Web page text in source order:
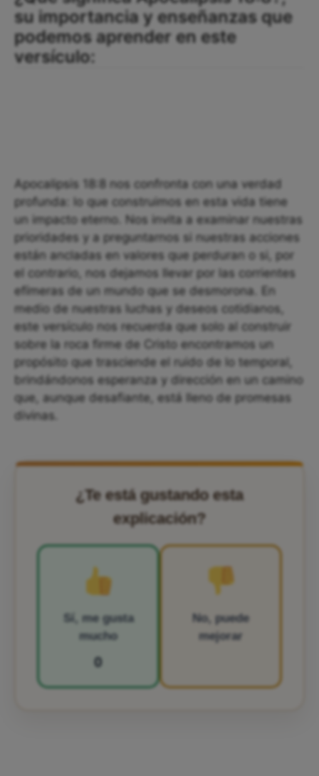
su importancia y enseñanzas que
podemos aprender en este
versículo:
Apocalipsis 18:8 nos confronta con una verdad
profunda: lo que construimos en esta vida tiene
un impacto eterno. Nos invita a examinar nuestras
prioridades y a preguntarnos si nuestras acciones
están ancladas en valores que perduran o si, por
el contrario, nos dejamos llevar por las corrientes
efímeras de un mundo que se desmorona. En
medio de nuestras luchas y deseos cotidianos,
este versículo nos recuerda que solo al construir
sobre la roca firme de Cristo encontramos un
propósito que trasciende el ruido de lo temporal,
brindándonos esperanza y dirección en un camino
que, aunque desafiante, está lleno de promesas
divinas.
¿Te está gustando esta
explicación?
Sí, me gusta
mucho
0
No, puede
mejorar